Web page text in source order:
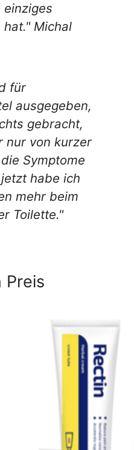
einziges
Michal
für
ausgegeben,
gebracht,
nur von kurzer
Symptome
habe ich
mehr beim
Toilette."
Preis